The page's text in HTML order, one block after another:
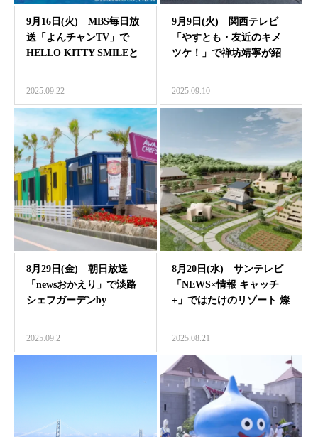
9月16日(火) MBS毎日放
送「よんチャンTV」で
HELLO KITTY SMILEと
2025.09.22
9月9日(火) 関西テレビ
「やすとも・友近のキメ
ツケ！」で禅坊靖寧が紹
2025.09.10
8月29日(金) 朝日放送
「newsおかえり」で淡路
シェフガーデンby
2025.09.2
8月20日(水) サンテレビ
「NEWS×情報 キャッチ
+」ではたけのリゾート 燦
2025.08.21